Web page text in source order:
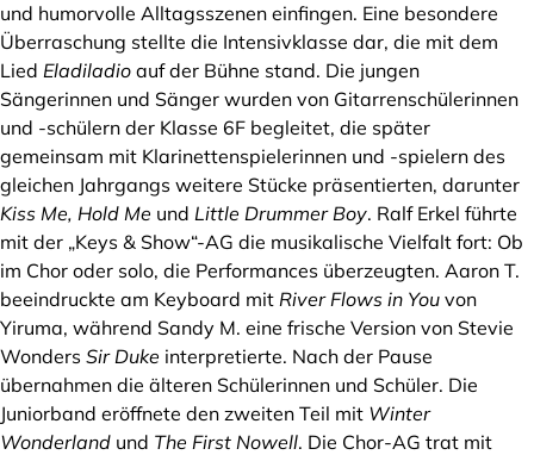
und humorvolle Alltagsszenen einfingen. Eine besondere
Überraschung stellte die Intensivklasse dar, die mit dem
Lied Eladiladio auf der Bühne stand. Die jungen
Sängerinnen und Sänger wurden von Gitarrenschülerinnen
und -schülern der Klasse 6F begleitet, die später
gemeinsam mit Klarinettenspielerinnen und -spielern des
gleichen Jahrgangs weitere Stücke präsentierten, darunter
Kiss Me, Hold Me und Little Drummer Boy. Ralf Erkel führte
mit der „Keys & Show“-AG die musikalische Vielfalt fort: Ob
im Chor oder solo, die Performances überzeugten. Aaron T.
beeindruckte am Keyboard mit River Flows in You von
Yiruma, während Sandy M. eine frische Version von Stevie
Wonders Sir Duke interpretierte. Nach der Pause
übernahmen die älteren Schülerinnen und Schüler. Die
Juniorband eröffnete den zweiten Teil mit Winter
Wonderland und The First Nowell. Die Chor-AG trat mit